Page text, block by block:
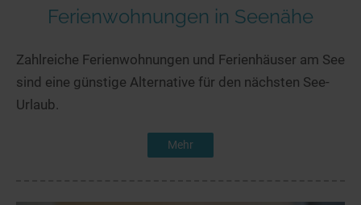
Ferienwohnungen in Seenähe
Zahlreiche Ferienwohnungen und Ferienhäuser am See
sind eine günstige Alternative für den nächsten See-
Urlaub.
Mehr